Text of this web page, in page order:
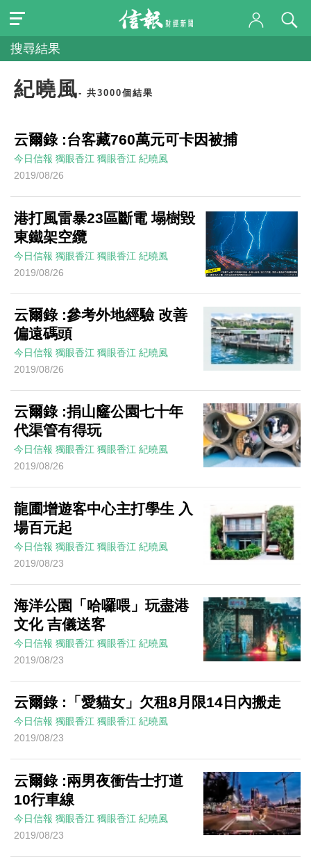
搜尋結果
紀曉風- 共3000個結果
云爾錄 :台客藏760萬元可卡因被捕
今日信報 獨眼香江 獨眼香江 紀曉風
2019/08/26
港打風雷暴23區斷電 塌樹毀
東鐵架空纜
今日信報 獨眼香江 獨眼香江 紀曉風
2019/08/26
云爾錄 :參考外地經驗 改善
偏遠碼頭
今日信報 獨眼香江 獨眼香江 紀曉風
2019/08/26
云爾錄 :捐山窿公園七十年
代渠管有得玩
今日信報 獨眼香江 獨眼香江 紀曉風
2019/08/26
龍圃增遊客中心主打學生 入
場百元起
今日信報 獨眼香江 獨眼香江 紀曉風
2019/08/23
海洋公園「哈囉喂」玩盡港
文化 吉儀送客
今日信報 獨眼香江 獨眼香江 紀曉風
2019/08/23
云爾錄 :「愛貓女」欠租8月限14日內搬走
今日信報 獨眼香江 獨眼香江 紀曉風
2019/08/23
云爾錄 :兩男夜衝告士打道
10行車線
今日信報 獨眼香江 獨眼香江 紀曉風
2019/08/23